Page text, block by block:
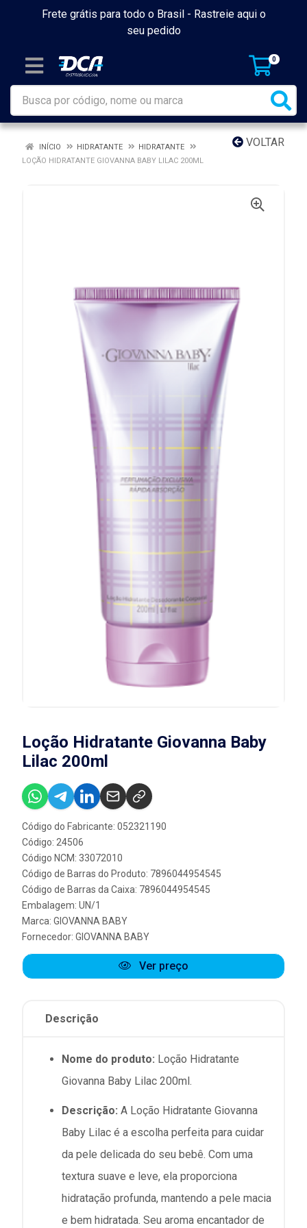
Frete grátis para todo o Brasil - Rastreie aqui o
seu pedido
0
VOLTAR
INÍCIO HIDRATANTE
HIDRATANTE
LOÇÃO HIDRATANTE GIOVANNA BABY LILAC 200ML
Loção Hidratante Giovanna Baby
Lilac 200ml
Código do Fabricante: 052321190
Código: 24506
Código NCM: 33072010
Código de Barras do Produto: 7896044954545
Código de Barras da Caixa: 7896044954545
Embalagem: UN/1
Marca: GIOVANNA BABY
Fornecedor: GIOVANNA BABY
Ver preço
Descrição
Nome do produto: Loção Hidratante
Giovanna Baby Lilac 200ml.
Descrição: A Loção Hidratante Giovanna
Baby Lilac é a escolha perfeita para cuidar
da pele delicada do seu bebê. Com uma
textura suave e leve, ela proporciona
hidratação profunda, mantendo a pele macia
e bem hidratada. Seu aroma encantador de